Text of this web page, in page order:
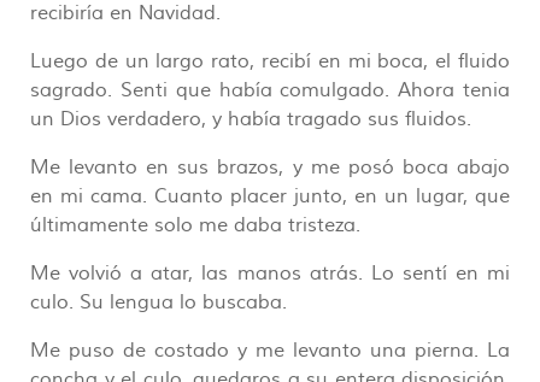
recibiría en Navidad.
Luego de un largo rato, recibí en mi boca, el fluido
sagrado. Senti que había comulgado. Ahora tenia
un Dios verdadero, y había tragado sus fluidos.
Me levanto en sus brazos, y me posó boca abajo
en mi cama. Cuanto placer junto, en un lugar, que
últimamente solo me daba tristeza.
Me volvió a atar, las manos atrás. Lo sentí en mi
culo. Su lengua lo buscaba.
Me puso de costado y me levanto una pierna. La